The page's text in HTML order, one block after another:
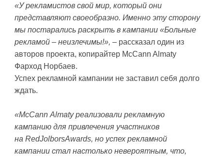
«У рекламистов свой мир, который они
представляют своеобразно. Именно эту сторону
мы постарались раскрыть в кампании «Больные
рекламой – неизлечимы!», – рассказал один из
авторов проекта, копирайтер McCann Almaty
Фарход Норбаев.
Успех рекламной кампании не заставил себя долго
ждать.
«McCann Almatyреализовали рекламную
кампанию для привлечения участников
на RedJolborsAwards, но успех рекламной
кампании стал настолько невероятным, что,